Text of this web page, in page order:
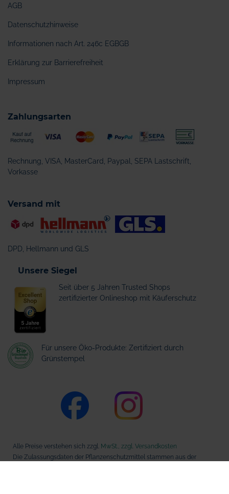
AGB
Datenschutzhinweise
Informationen nach Art. 246c EGBGB
Erklärung zur Barrierefreiheit
Impressum
Zahlungsarten
Rechnung, VISA, MasterCard, Paypal, SEPA Lastschrift,
Vorkasse
Versand mit
DPD, Hellmann und GLS
Unsere Siegel
Seit über 5 Jahren Trusted Shops
zertifizierter Onlineshop mit Käuferschutz
Für unsere Öko-Produkte: Zertifiziert durch
Grünstempel
Alle Preise verstehen sich zzgl. MwSt., zzgl. Versandkosten
Die Zulassungsdaten der Pflanzenschutzmittel stammen aus der